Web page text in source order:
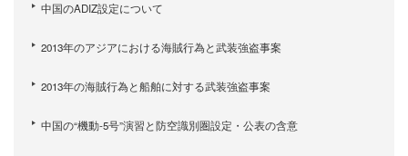
中国のADIZ設定について
2013年のアジアにおける海賊行為と武装強盗事案
2013年の海賊行為と船舶に対する武装強盗事案
中国の“機動-5号”演習と防空識別圏設定・公表の含意